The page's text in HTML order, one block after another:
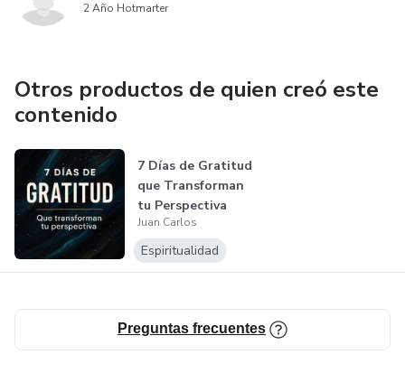
2 Año Hotmarter
Otros productos de quien creó este
contenido
7 Días de Gratitud
que Transforman
tu Perspectiva
Juan Carlos
Espiritualidad
Preguntas frecuentes